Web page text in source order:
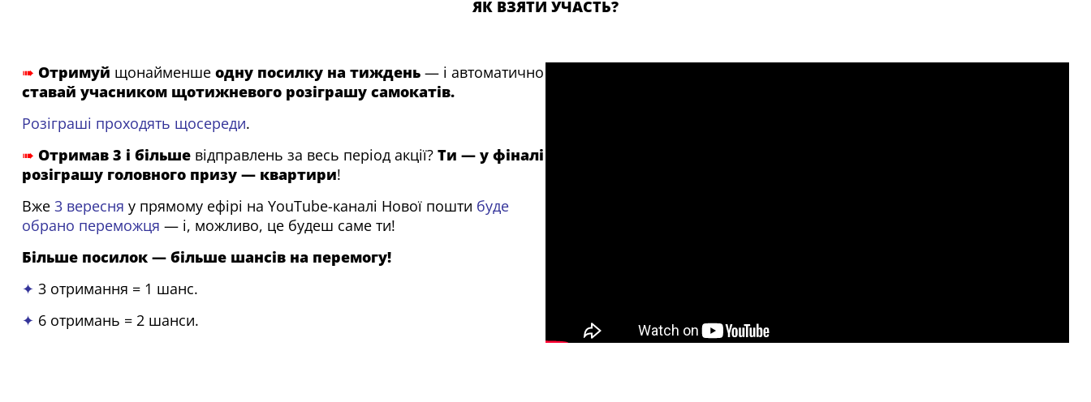
ЯК ВЗЯТИ УЧАСТЬ?
➠ Отримуй щонайменше одну посилку на тиждень — і автоматично
ставай учасником щотижневого розіграшу самокатів.
Розіграші проходять щосереди.
➠ Отримав 3 і більше відправлень за весь період акції? Ти — у фіналі
розіграшу головного призу — квартири!
Вже 3 вересня у прямому ефірі на YouTube-каналі Нової пошти буде
обрано переможця — і, можливо, це будеш саме ти!
Більше посилок — більше шансів на перемогу!
✦ 3 отримання = 1 шанс.
✦ 6 отримань = 2 шанси.